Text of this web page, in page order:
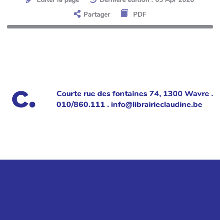
Partager
PDF
Courte rue des fontaines 74, 1300 Wavre .
010/860.111 . info@librairieclaudine.be